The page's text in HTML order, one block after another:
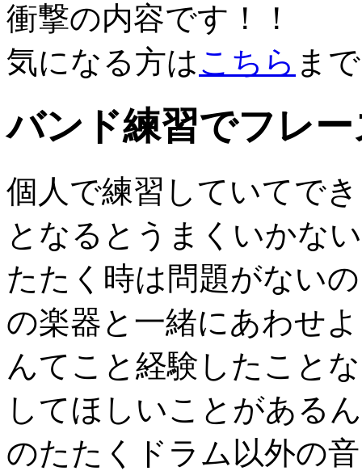
衝撃の内容です！！
気になる方はこちら まで
バンド練習でフレ
個人で練習していてで
となるとうまくいかな
たたく時は問題がない
の楽器と一緒にあわせ
んてこと経験したこと
してほしいことがある
のたたくドラム以外の